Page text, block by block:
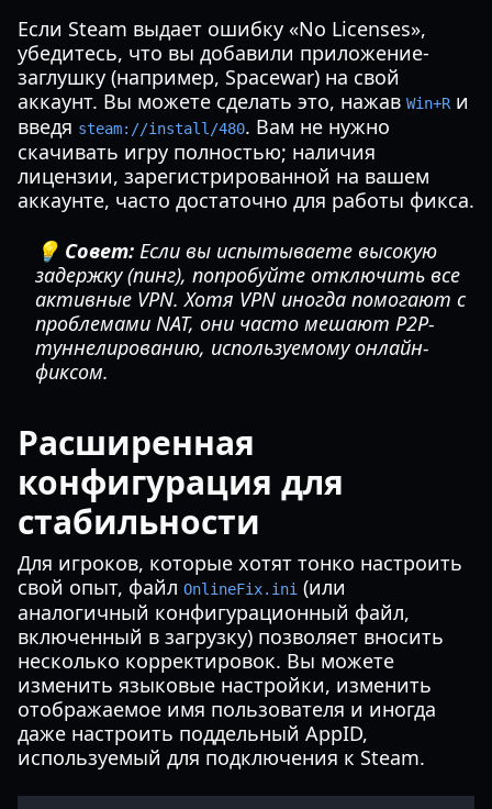
Если Steam выдает ошибку «No Licenses»,
убедитесь, что вы добавили приложение-
заглушку (например, Spacewar) на свой
аккаунт. Вы можете сделать это, нажав Win+Rи
введя steam://install/480. Вам не нужно
скачивать игру полностью; наличия
лицензии, зарегистрированной на вашем
аккаунте, часто достаточно для работы фикса.
💡 Совет: Если вы испытываете высокую
задержку (пинг), попробуйте отключить все
активные VPN. Хотя VPN иногда помогают с
проблемами NAT, они часто мешают P2P-
туннелированию, используемому онлайн-
фиксом.
Расширенная
конфигурация для
стабильности
Для игроков, которые хотят тонко настроить
свой опыт, файл OnlineFix.ini (или
аналогичный конфигурационный файл,
включенный в загрузку) позволяет вносить
несколько корректировок. Вы можете
изменить языковые настройки, изменить
отображаемое имя пользователя и иногда
даже настроить поддельный AppID,
используемый для подключения к Steam.